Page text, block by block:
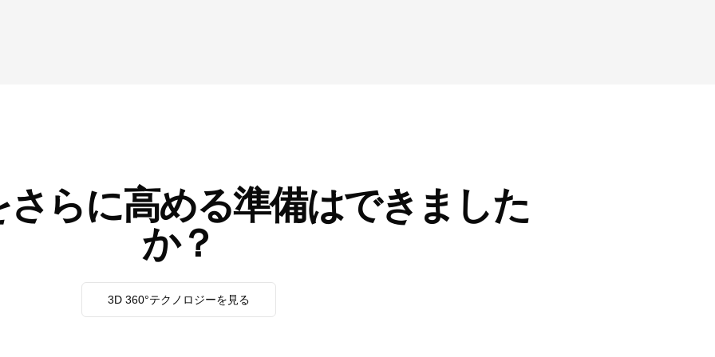
さらに高める準備はできました
か？
3D 360°テクノロジーを見る